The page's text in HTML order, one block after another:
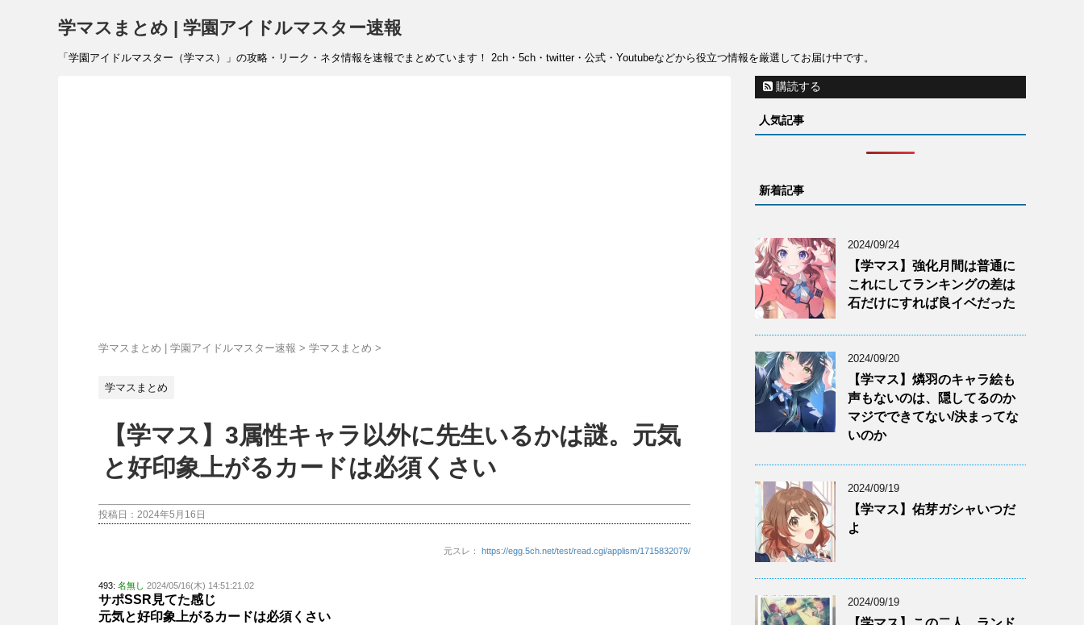
学マスまとめ | 学園アイドルマスター速報
「学園アイドルマスター（学マス）」の攻略・リーク・ネタ情報を速報でまとめています！ 2ch・5ch・twitter・公式・Youtubeなどから役立つ情報を厳選してお届け中です。
学マスまとめ | 学園アイドルマスター速報 > 学マスまとめ >
学マスまとめ
【学マス】3属性キャラ以外に先生いるかは謎。元気
と好印象上がるカードは必須くさい
投稿日： 2024年5月16日
元スレ： https://egg.5ch.net/test/read.cgi/applism/1715832079/
493: 名無し 2024/05/16(木) 14:51:21.02
サポSSR見てた感じ
元気と好印象上がるカードは必須くさい
購読する
人気記事
新着記事
2024/09/24
【学マス】強化月間は普通に
これにしてランキングの差は
石だけにすれば良イベだった
2024/09/20
【学マス】燐羽のキャラ絵も
声もないのは、隠してるのか
マジでできてない/決まってな
いのか
2024/09/19
【学マス】佑芽ガシャいつだ
よ
2024/09/19